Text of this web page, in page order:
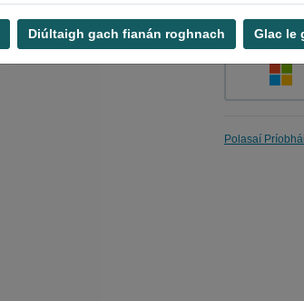
Diúltaigh gach fianán roghnach Glac le
Polasaí